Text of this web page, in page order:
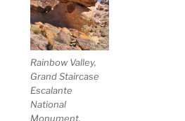
Rainbow Valley,
Grand Staircase
Escalante
National
Monument,